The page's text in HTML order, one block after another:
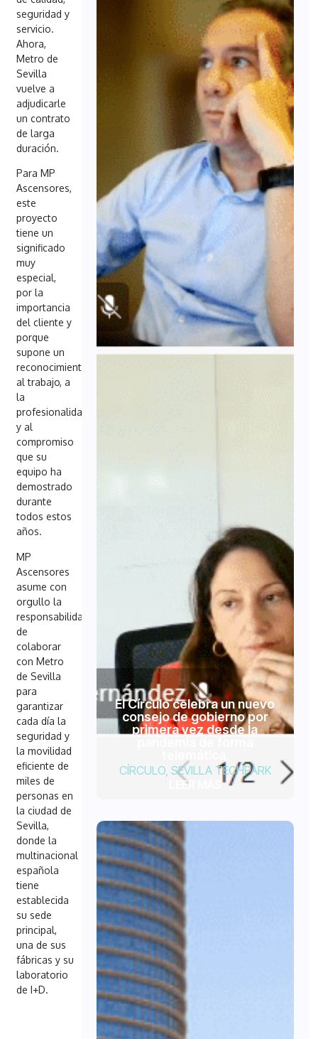
seguridad y
servicio.
Ahora,
Metro de
Sevilla
vuelve a
adjudicarle
un contrato
de larga
duración.
Para MP
Ascensores,
este
proyecto
tiene un
significado
muy
especial,
por la
importancia
del cliente y
porque
supone un
reconocimiento
al trabajo, a
la
profesionalidad
y al
compromiso
que su
equipo ha
demostrado
durante
todos estos
años.
MP
Ascensores
asume con
orgullo la
responsabilidad
de
colaborar
con Metro
de Sevilla
para
garantizar
cada día la
seguridad y
la movilidad
eficiente de
miles de
personas en
la ciudad de
Sevilla,
donde la
multinacional
española
tiene
establecida
su sede
principal,
una de sus
fábricas y su
laboratorio
de I+D.
El Círculo celebra un nuevo
consejo de gobierno por
primera vez desde la
CÍRCULO, SEVILLA TECHPARK
LEER MÁS